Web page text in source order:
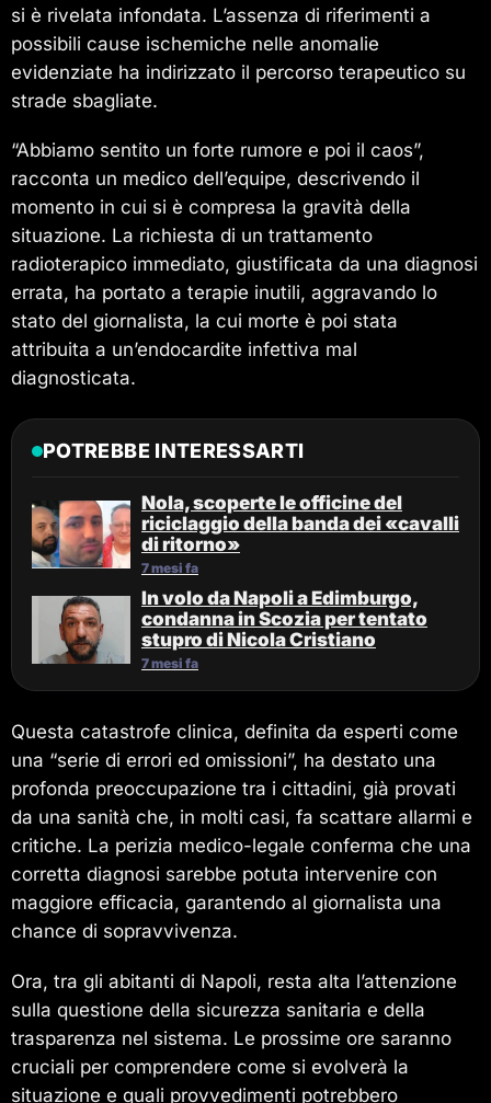
si è rivelata infondata. L’assenza di riferimenti a
possibili cause ischemiche nelle anomalie
evidenziate ha indirizzato il percorso terapeutico su
strade sbagliate.
“Abbiamo sentito un forte rumore e poi il caos”,
racconta un medico dell’equipe, descrivendo il
momento in cui si è compresa la gravità della
situazione. La richiesta di un trattamento
radioterapico immediato, giustificata da una diagnosi
errata, ha portato a terapie inutili, aggravando lo
stato del giornalista, la cui morte è poi stata
attribuita a un’endocardite infettiva mal
diagnosticata.
POTREBBE INTERESSARTI
Nola, scoperte le officine del
riciclaggio della banda dei «cavalli
di ritorno»
7 mesi fa
In volo da Napoli a Edimburgo,
condanna in Scozia per tentato
stupro di Nicola Cristiano
7 mesi fa
Questa catastrofe clinica, definita da esperti come
una “serie di errori ed omissioni”, ha destato una
profonda preoccupazione tra i cittadini, già provati
da una sanità che, in molti casi, fa scattare allarmi e
critiche. La perizia medico-legale conferma che una
corretta diagnosi sarebbe potuta intervenire con
maggiore efficacia, garantendo al giornalista una
chance di sopravvivenza.
Ora, tra gli abitanti di Napoli, resta alta l’attenzione
sulla questione della sicurezza sanitaria e della
trasparenza nel sistema. Le prossime ore saranno
cruciali per comprendere come si evolverà la
situazione e quali provvedimenti potrebbero